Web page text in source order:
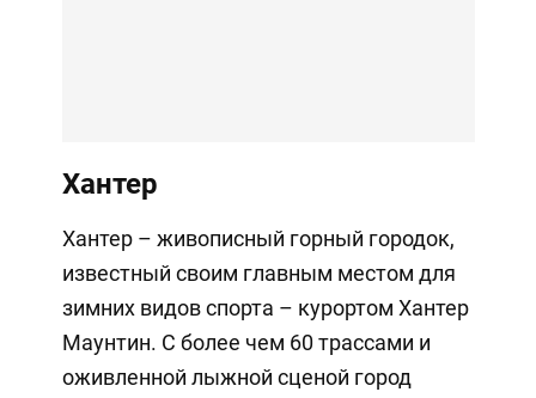
Хантер
Хантер – живописный горный городок,
известный своим главным местом для
зимних видов спорта – курортом Хантер
Маунтин. С более чем 60 трассами и
оживленной лыжной сценой город